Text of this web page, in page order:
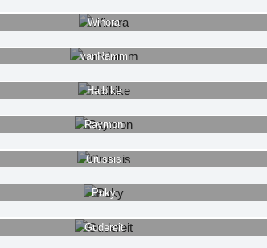
Winora
vanRamm
Haibike
Raymon
Crussis
Puky
Gudereit